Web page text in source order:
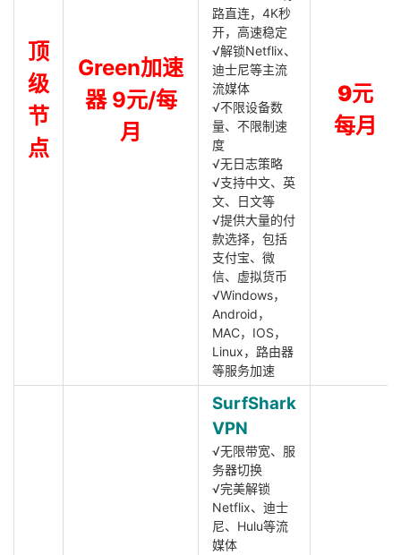
顶
级
节
点
Green加速
器 9元/每
月
路直连，4K秒
开，高速稳定
√解锁Netflix、
迪士尼等主流
流媒体
√不限设备数
量、不限制速
度
√无日志策略
√支持中文、英
文、日文等
√提供大量的付
款选择，包括
支付宝、微
信、虚拟货币
√Windows，
Android，
MAC，IOS，
Linux，路由器
等服务加速
9元
每月
SurfShark
VPN
√无限带宽、服
务器切换
√完美解锁
Netflix、迪士
尼、Hulu等流
媒体